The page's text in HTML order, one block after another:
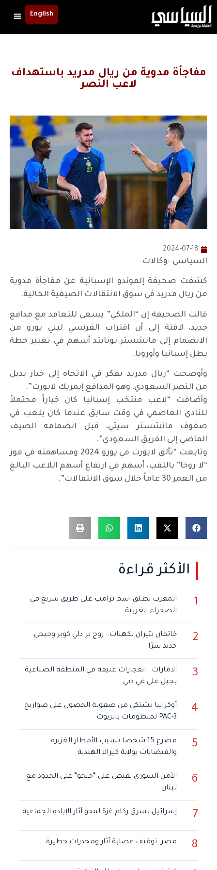
English
مفاجأة مدوية من ريال مدريد باستهداف
لاعب النصر
2024-07-18
السياسي -وكالات
كشفت صحيفة إلموندو الإسبانية عن مفاجأة مدوية
من ريال مدريد في سوق الانتقالات الصيفية الحالية.
قالت الصحيفة إن “الملكي” يسعى للتعاقد مع مدافع
جديد، لافتة إلى أن اقتراب الفرنسي ليني يورو من
الانضمام إلى مانشستر يونايتد أسهم في تغيير خطة
بطل إسبانيا وأوروبا.
وأوضحت “ريال مدريد يفكر في الاتجاه إلى خيار بديل
من النصر السعودي، وهو المدافع إيمريك لابورت”.
وأضافت “لاعب منتخب إسبانيا كان خياراً محتملاً
للنادي العاصمي في وقت سابق عندما كان يلعب في
صفوف مانشستر سيتي، قبل انضمامه الصيف
الماضي إلى الفريق السعودي”.
وتابعت “تألق لابورت في يورو 2024 ومساهمته في فوز
“لا روخا” باللقب، أسهم في ارتفاع أسهم اللاعب البالغ
من العمر 30 عاماً خلال سوق الانتقالات”.
الأكثر قراءة
1
المغرب يطلق اسم ترامب على طريق سريع في
الصحراء الغربية
2
خاتمان يثيران تكهنات.. زوج برادلي كوبر وجيجي
حديد سرًا
3
الامارات : انفجارات عنيفة في المنطقة الصناعية
بجبل علي في دبي
4
أوكرانيا تشتكي من صعوبة الحصول على صواريخ
PAC-3 لمنظومات باتريوت
5
مصرع 15 شخصا بسبب الأمطار الغزيرة
والفيضانات بولاية كيرالا الهندية
6
الأمن السوري يقبض على “حيحو” على الحدود مع
لبنان
7 إسرائيل تسرق ركام غزة لمحو آثار الإبادة الجماعية
8 مصر: توقيف عصابة آثار ومخدرات خطيرة